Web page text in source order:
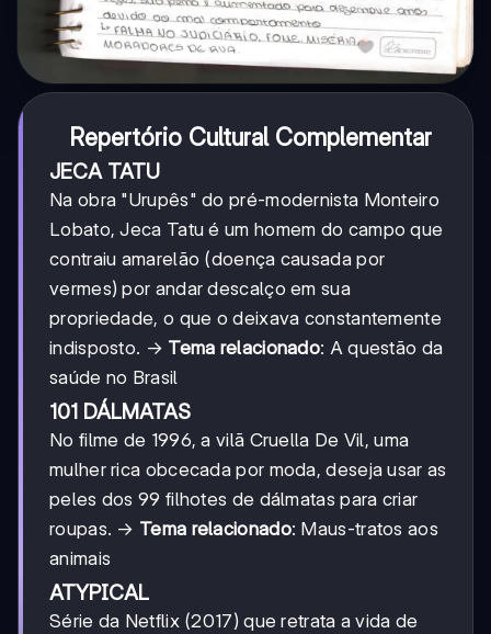
Repertório Cultural Complementar
JECA TATU
Na obra "Urupês" do pré-modernista Monteiro
Lobato, Jeca Tatu é um homem do campo que
contraiu amarelão (doença causada por
vermes) por andar descalço em sua
propriedade, o que o deixava constantemente
indisposto. → Tema relacionado: A questão da
saúde no Brasil
101 DÁLMATAS
No filme de 1996, a vilã Cruella De Vil, uma
mulher rica obcecada por moda, deseja usar as
peles dos 99 filhotes de dálmatas para criar
roupas. → Tema relacionado: Maus-tratos aos
animais
ATYPICAL
Série da Netflix (2017) que retrata a vida de